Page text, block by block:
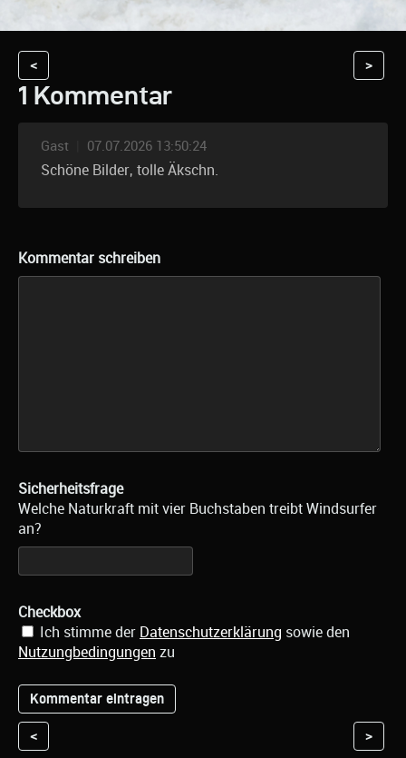
< >
1 Kommentar
Gast 07.07.2026 13:50:24
Schöne Bilder, tolle Äkschn.
Kommentar schreiben
Sicherheitsfrage
Welche Naturkraft mit vier Buchstaben treibt Windsurfer
an?
Checkbox
Ich stimme der Datenschutzerklärung sowie den
Nutzungbedingungen zu
< >